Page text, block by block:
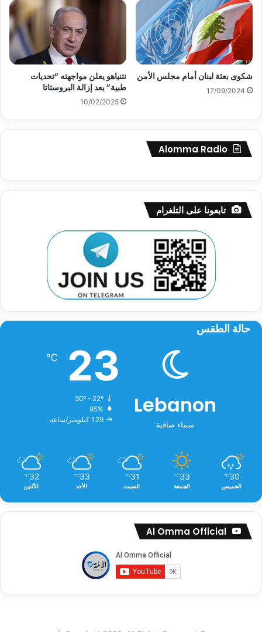
شكوى بعثة لبنان أمام مجلس الأمن
17/09/2024
نتنياهو يعلن مواجهته “تحديات
طبية” بعد إزالة البروستاتا
10/02/2025
Alomma Radio
تابعونا على التلغرام
حالة الطقس
Lebanon
سماء صافية
23
℃
30º - 22º
95%
1.29 كيلومتر/ساعة
30
℃
الخميس
33
℃
الجمعة
31
℃
السبت
33
℃
الأحد
32
℃
الأثنين
Al Omma Official